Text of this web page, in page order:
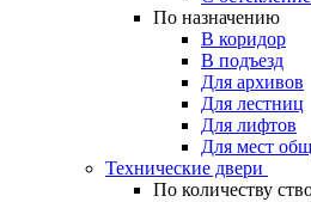
По назначению
В коридор
В подъезд
Для архивов
Для лестниц
Для лифтов
Для мест
Технические двери
По количеству